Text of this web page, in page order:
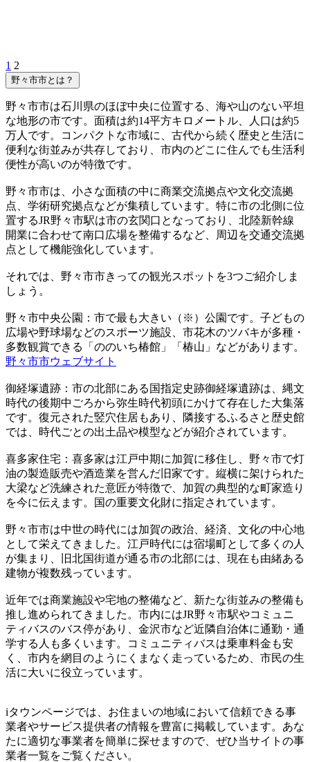
1 2
野々市市とは？
野々市市は石川県のほぼ中央に位置する、海や山のない平坦
な地形の市です。面積は約14平方キロメートル、人口は約5
万人です。コンパクトな市域に、古代から続く歴史と生活に
便利な街並みが共存しており、市内のどこに住んでも生活利
便性が高いのが特徴です。
野々市市は、小さな面積の中に商業交流拠点や文化交流拠
点、学術研究拠点などが集積しています。特に市の北側に位
置するJR野々市駅は市の玄関口となっており、北陸新幹線
開業に合わせて南⼝広場を整備するなど、周辺を交通交流拠
点として機能強化しています。
それでは、野々市市きっての観光スポットを3つご紹介しま
しょう。
野々市中央公園：市で最も大きい（※）公園です。子どもの
広場や野球場などのスポーツ施設、市花木のツバキが多種・
多数観賞できる「ののいち椿館」「椿山」などがあります。
野々市市ウェブサイト
御経塚遺跡：市の北部にある国指定史跡御経塚遺跡は、縄文
時代の後期中ごろから弥生時代初頭にかけて存在した大集落
です。復元された竪穴住居もあり、隣接するふるさと歴史館
では、時代ごとの出土品や模型などが紹介されています。
喜多家住宅：喜多家は江戸中期に加賀に移住し、野々市で灯
油の製造販売や酒造業を営んだ旧家です。縦横に架けられた
大梁など洗練された意匠が特徴で、加賀の典型的な町家造り
を今に伝えます。国の重要文化財に指定されています。
野々市市は中世の時代には加賀の政治、経済、文化の中心地
として栄えてきました。江戸時代には宿場町として多くの人
が集まり、旧北国街道が通る市の北部には、現在も由緒ある
建物が複数残っています。
近年では商業施設や宅地の整備など、新たな街並みの整備も
推し進められてきました。市内にはJR野々市駅やコミュニ
ティバスのバス停があり、金沢市など近隣自治体に通勤・通
学する人も多くいます。コミュニティバスは乗車料金も安
く、市内を網目のようにくまなく走っているため、市民の生
活に大いに役立っています。
iタウンページでは、お住まいの地域において信頼できる事
業者やサービス提供者の情報を豊富に掲載しています。あな
たに適切な事業者を簡単に探せますので、ぜひ当サイトの事
業者一覧をご覧ください。